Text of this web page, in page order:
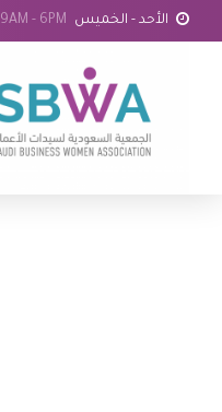
الأحد - الخميس 9AM - 6PM